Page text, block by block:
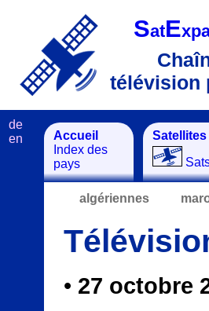
SatE
télévision
Accueil
Index des
pays
Satellites
de
en
algériennes
• 27 octobre